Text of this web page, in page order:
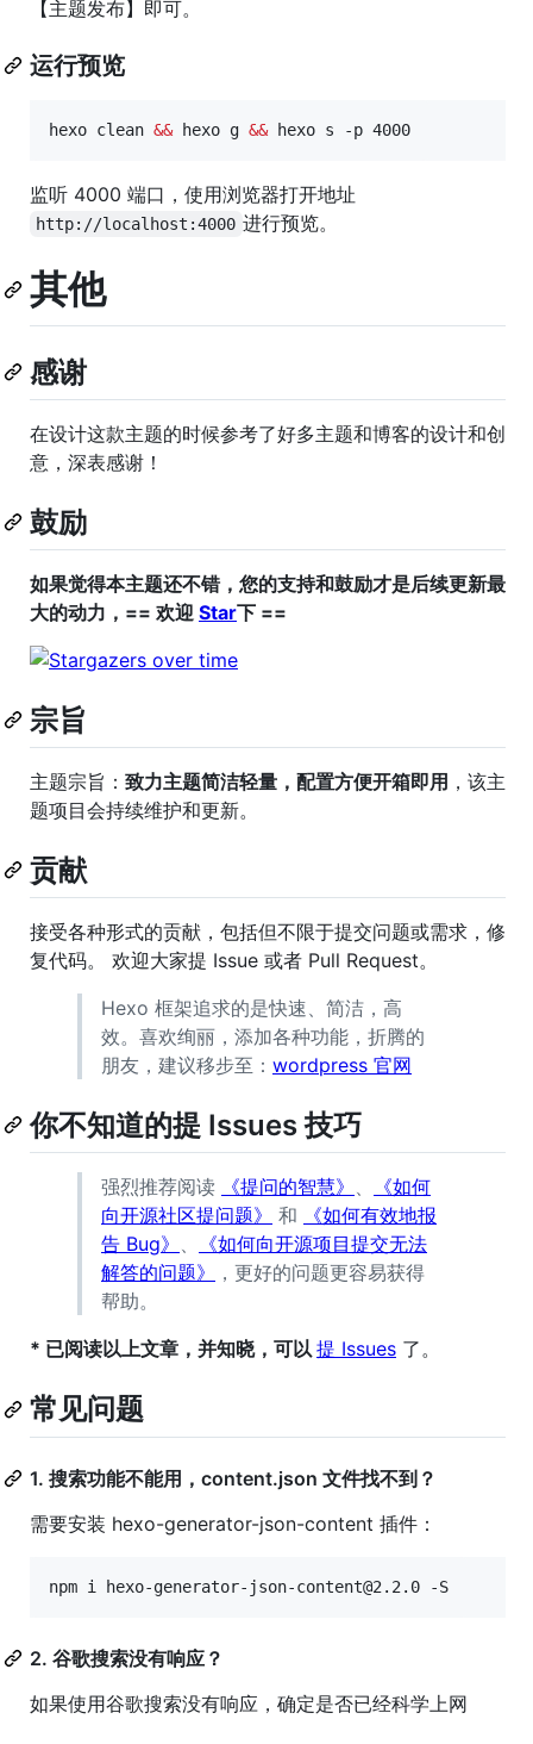
【主题发布】即可。
运行预览
hexo clean && hexo g && hexo s -p 4000
监听 4000 端口，使用浏览器打开地址
http://localhost:4000 进行预览。
其他
感谢
在设计这款主题的时候参考了好多主题和博客的设计和创
意，深表感谢！
鼓励
如果觉得本主题还不错，您的支持和鼓励才是后续更新最
大的动力，== 欢迎 Star下 ==
宗旨
主题宗旨： 致力主题简洁轻量，配置方便开箱即用 ，该主
题项目会持续维护和更新。
贡献
接受各种形式的贡献，包括但不限于提交问题或需求，修
复代码。 欢迎大家提 Issue 或者 Pull Request。
Hexo 框架追求的是快速、简洁，高
效。喜欢绚丽，添加各种功能，折腾的
朋友，建议移步至： wordpress 官网
你不知道的提 Issues 技巧
强烈推荐阅读 《提问的智慧》 、
《如何
向开源社区提问题》
和
《如何有效地报
告 Bug》 、
《如何向开源项目提交无法
解答的问题》
，更好的问题更容易获得
帮助。
* 已阅读以上文章，并知晓，可以 提 Issues 了。
常见问题
1. 搜索功能不能用，content.json 文件找不到？
需要安装 hexo-generator-json-content 插件：
npm i hexo-generator-json-content@2.2.0 -S
2. 谷歌搜索没有响应？
如果使用谷歌搜索没有响应，确定是否已经科学上网